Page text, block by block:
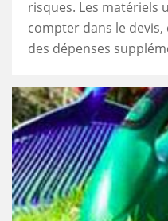
risques. Les matériels
compter dans le
des dépenses